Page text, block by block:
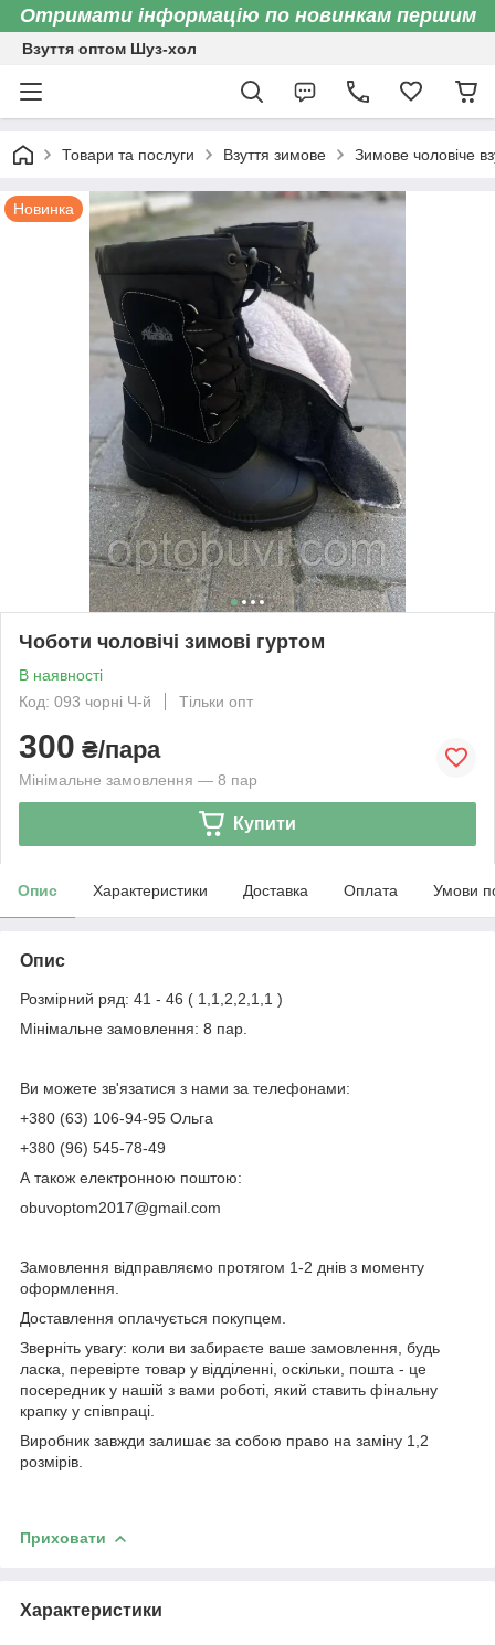
Отримати інформацію по новинкам першим
Взуття оптом Шуз-хол
Товари та послуги Взуття зимове Зимове чоловіче
Новинка
Чоботи чоловічі зимові гуртом
В наявності
Код: 093 чорні Ч-й
Тільки опт
300 ₴/пара
Мінімальне замовлення — 8 пар
Купити
Опис Характеристики Доставка Оплата Умови
Опис
Розмірний ряд: 41 - 46 ( 1,1,2,2,1,1 )
Мінімальне замовлення: 8 пар.
Ви можете зв'язатися з нами за телефонами:
+380 (63) 106-94-95 Ольга
+380 (96) 545-78-49
А також електронною поштою:
obuvoptom2017@gmail.com
Замовлення відправляємо протягом 1-2 днів з моменту
оформлення.
Доставлення оплачується покупцем.
Зверніть увагу: коли ви забираєте ваше замовлення, будь
ласка, перевірте товар у відділенні, оскільки, пошта - це
посередник у нашій з вами роботі, який ставить фінальну
крапку у співпраці.
Виробник завжди залишає за собою право на заміну 1,2
розмірів.
Приховати
Характеристики